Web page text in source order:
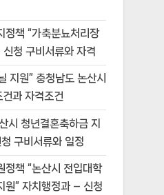
정책 “가축분뇨처리장
청 구비서류와 자격
지원” 충청남도 논산시
과 자격조건
시 청년결혼축하금 지
구비서류와 일정
정책 “논산시 전입대학
원” 자치행정과 – 신청